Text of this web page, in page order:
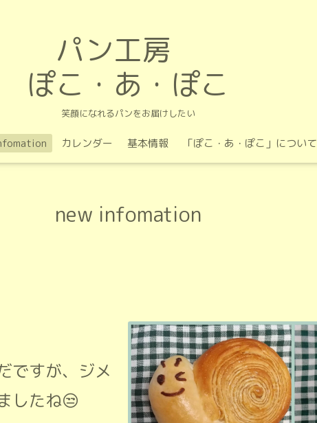
パン工房
ぽこ・あ・ぽこ
笑顔になれるパンをお届けしたい
カレンダー 基本情報 「ぽこ・あ・ぽこ」について
new infomation
ですが、ジメ
したね😒